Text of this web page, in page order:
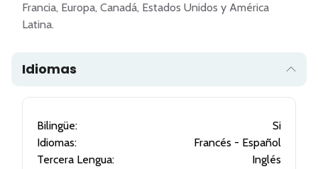
Francia, Europa, Canadá, Estados Unidos y América
Latina.
Idiomas
Bilingüe:
Si
Idiomas:
Francés - Español
Tercera Lengua:
Inglés